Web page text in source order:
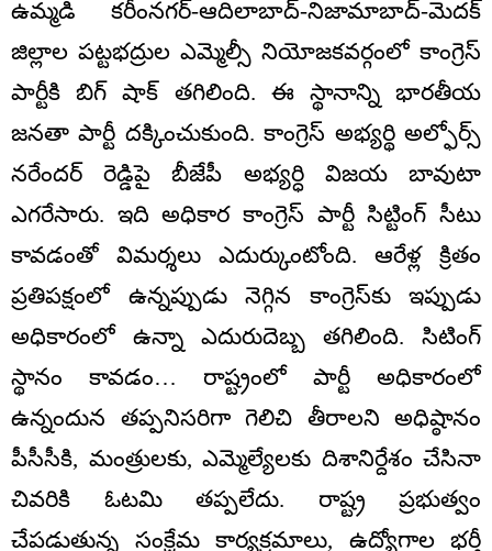
ఉమ్మడి కరీంనగర్‌-ఆదిలాబాద్‌-నిజామాబాద్‌-మెదక్‌
జిల్లాల పట్టభద్రుల ఎమ్మెల్సీ నియోజకవర్గంలో కాంగ్రెస్‌
పార్టీకి బిగ్‌ షాక్‌ తగిలింది. ఈ స్థానాన్ని భారతీయ
జనతా పార్టీ దక్కించుకుంది. కాంగ్రెస్ అభ్యర్థి అల్ఫోర్స్
నరేందర్ రెడ్డిపై బీజేపీ అభ్యర్ధి విజయ బావుటా
ఎగరేసారు. ఇది అధికార కాంగ్రెస్ పార్టీ సిట్టింగ్ సీటు
కావడంతో విమర్శలు ఎదుర్కుంటోంది. ఆరేళ్ల క్రితం
ప్రతిపక్షంలో ఉన్నప్పుడు నెగ్గిన కాంగ్రెస్‌కు ఇప్పుడు
అధికారంలో ఉన్నా ఎదురుదెబ్బ తగిలింది. సిటింగ్‌
స్థానం కావడం… రాష్ట్రంలో పార్టీ అధికారంలో
ఉన్నందున తప్పనిసరిగా గెలిచి తీరాలని అధిష్ఠానం
పీసీసీకి, మంత్రులకు, ఎమ్మెల్యేలకు దిశానిర్దేశం చేసినా
చివరికి ఓటమి తప్పలేదు. రాష్ట్ర ప్రభుత్వం
చేపడుతున్న సంక్షేమ కార్యక్రమాలు, ఉద్యోగాల భర్తీ